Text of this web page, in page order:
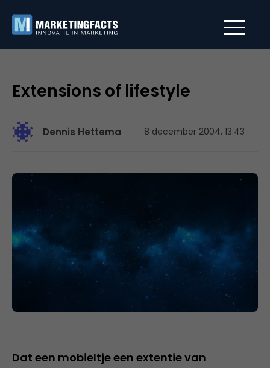
Extensions of lifestyle
Dennis Hettema 8 december 2004, 13:43
Dat een mobieltje een extentie van